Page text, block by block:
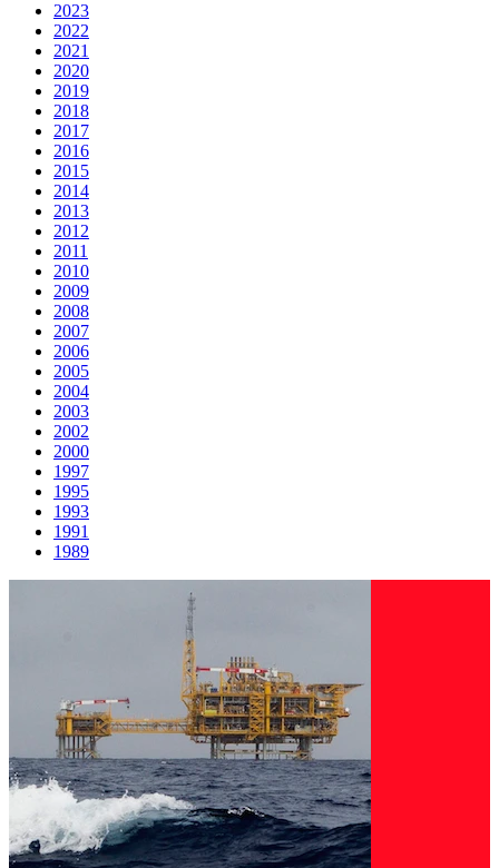
2023
2022
2021
2020
2019
2018
2017
2016
2015
2014
2013
2012
2011
2010
2009
2008
2007
2006
2005
2004
2003
2002
2000
1997
1995
1993
1991
1989